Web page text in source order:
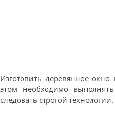
Изготовить деревянное
этом необходимо
следовать строгой технологии.